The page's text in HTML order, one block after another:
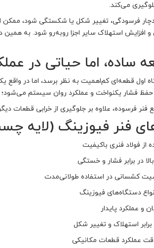
می‌کند.
فرسودگی، تغییر شکل یا شکستگی شود،
افزایش استهلاک سایر اجزا روبه‌رو شود. به همین
ساده، اما حیاتی در
اول قطعه‌ای کم‌اهمیت به نظر برسد، اما در
فشار یکنواخت و عملکرد روان سیستم می‌شود؛
فرسوده، علاوه بر جلوگیری از خرابی قطعات
فنر فیوزینگ (لایه
از فولاد فنری باکیفیت
در برابر فشار و خستگی
کشسانی در استفاده طولانی‌مدت
دستگاه‌های فیوزینگ
و عملکرد پایدار
استهلاک و تغییر شکل
عملکرد قطعات مکانیکی